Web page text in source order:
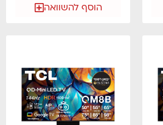
הוסף להשוואה